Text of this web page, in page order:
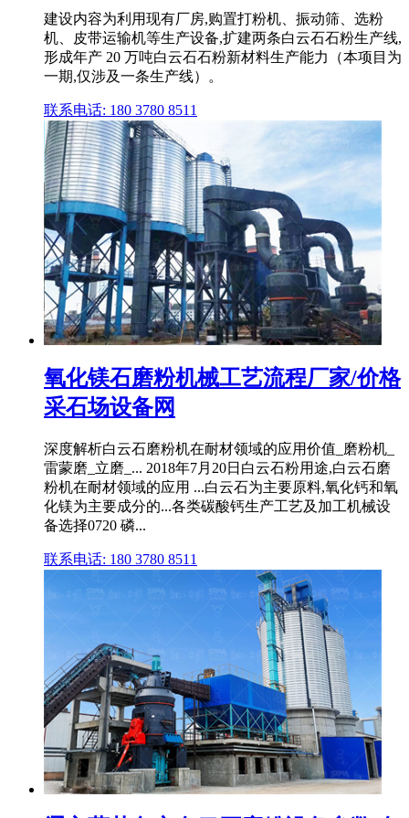
建设内容为利用现有厂房,购置打粉机、振动筛、选粉
机、皮带运输机等生产设备,扩建两条白云石石粉生产线,
形成年产 20 万吨白云石石粉新材料生产能力（本项目为
一期,仅涉及一条生产线）。
联系电话: 180 3780 8511
氧化镁石磨粉机械工艺流程厂家/价格
采石场设备网
深度解析白云石磨粉机在耐材领域的应用价值_磨粉机_
雷蒙磨_立磨_... 2018年7月20日白云石粉用途,白云石磨
粉机在耐材领域的应用 ...白云石为主要原料,氧化钙和氧
化镁为主要成分的...各类碳酸钙生产工艺及加工机械设
备选择0720 磷...
联系电话: 180 3780 8511